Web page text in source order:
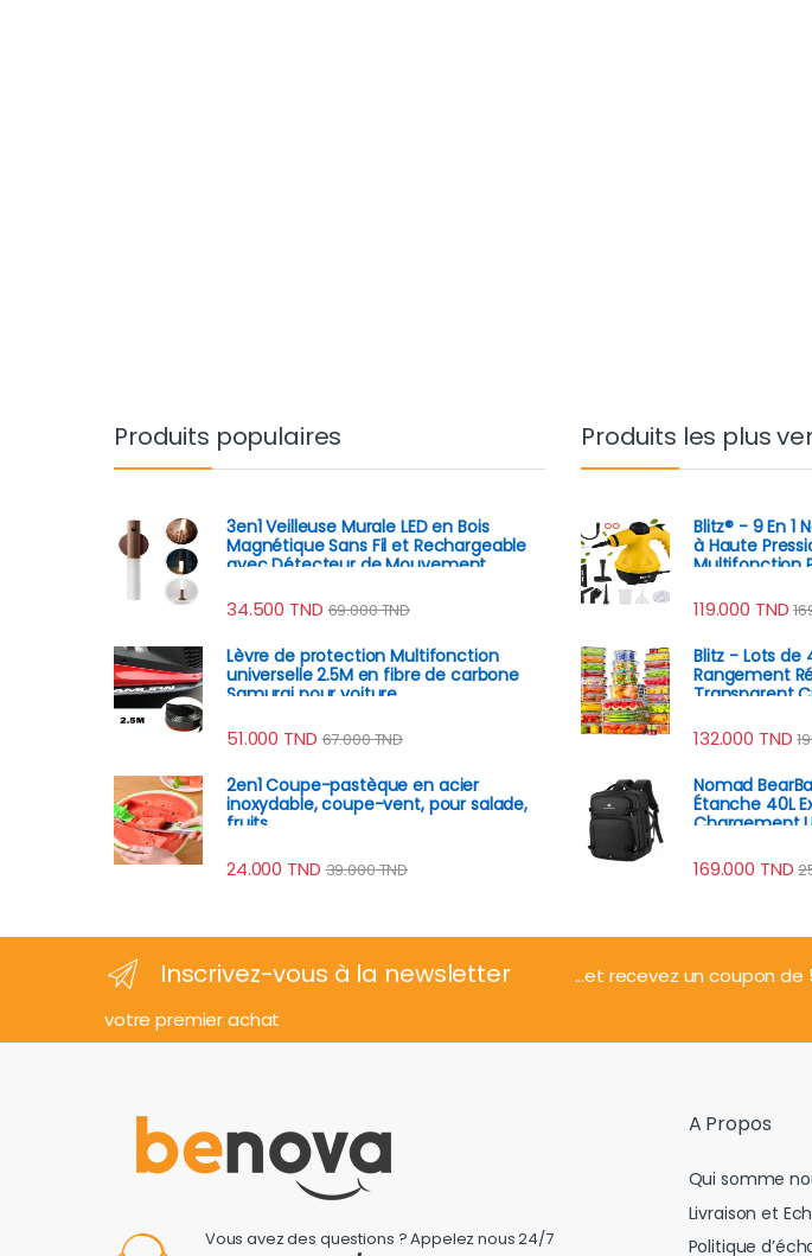
Produits populaires
3en1 Veilleuse Murale LED en Bois
Magnétique Sans Fil et Rechargeable
avec Détecteur de Mouvement
34.500 TND 69.000TND
Lèvre de protection Multifonction
universelle 2.5M en fibre de carbone
Samurai pour voiture
51.000 TND 67.000TND
2en1 Coupe-pastèque en acier
inoxydable, coupe-vent, pour salade,
fruits
24.000 TND 39.000TND
Produits les plus
Blitz® - 9 En 1
à Haute
Multifonction
119.000 TND
Blitz - Lots de
Rangement
Transparent
132.000 TND
Nomad
Étanche 40L
Chargement
169.000 TND
Inscrivez-vous à la newsletter
...et recevez un coupon de
votre premier achat
Vous avez des questions ? Appelez nous 24/7
A Propos
Qui somme
Livraison et
Politique